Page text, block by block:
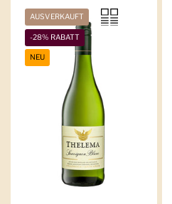
AUSVERKAUFT
-28% RABATT
NEU